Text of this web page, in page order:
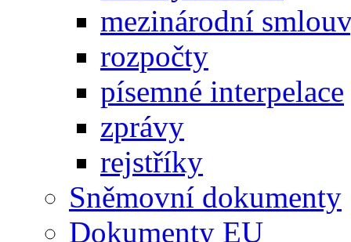
mezinárodní
rozpočty
písemné interpelace
zprávy
rejstříky
Sněmovní dokumenty
Dokumenty EU